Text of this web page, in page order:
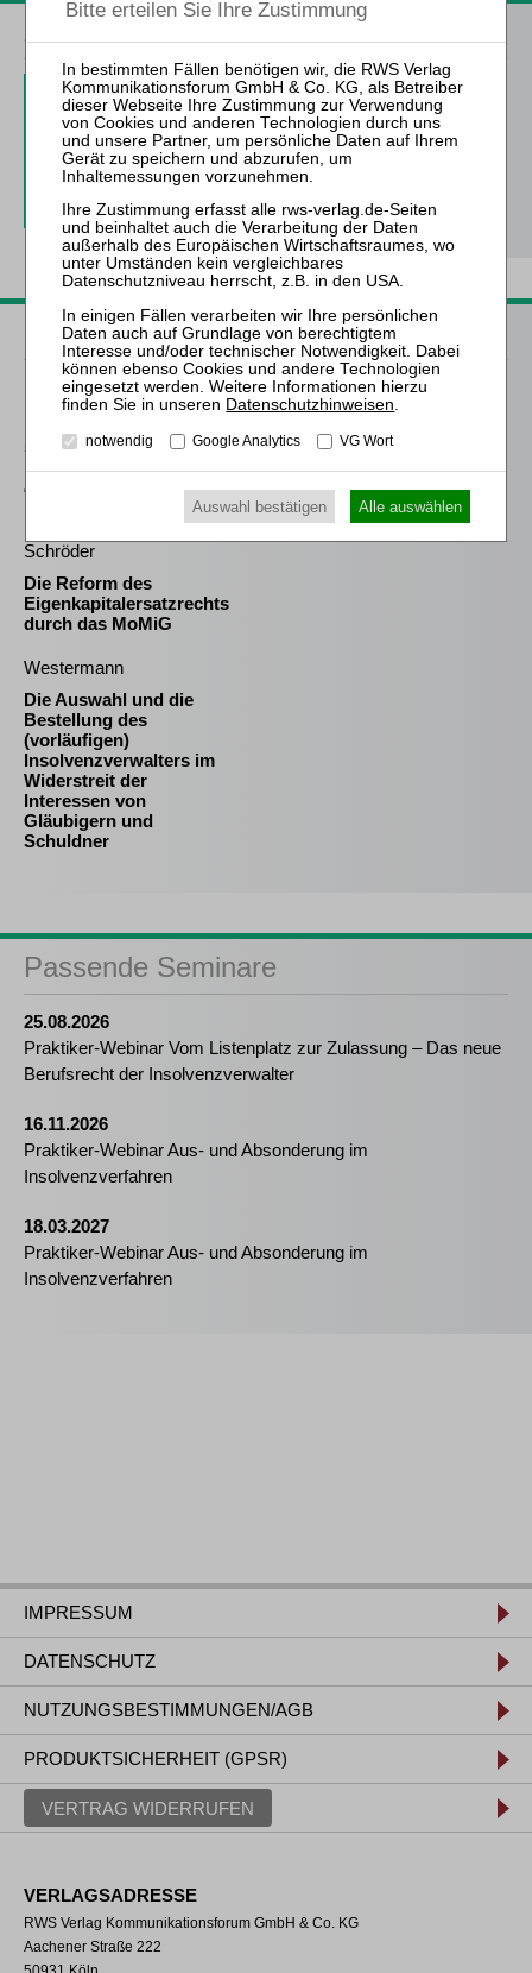
ZfIR – Zeitschrift für Immobilienrecht
3 Ausgaben als kostenfreies Probe-Abo
inkl. 14 Tage kostenfreie ZfIR-
online-Nutzung
Probe-Abo bestellen
Passende Bücher
Meyer
selbständigen Tätigkeit
nach § 35 Abs. 2 InsO aus
arbeitsrechtlicher
Schröder
Die Reform des
Eigenkapitalersatzrechts
durch das MoMiG
Westermann
Die Auswahl und die
Bestellung des
(vorläufigen)
Insolvenzverwalters im
Widerstreit der
Interessen von
Gläubigern und
Schuldner
Passende Seminare
25.08.2026
Praktiker-Webinar Vom Listenplatz zur Zulassung – Das neue
Berufsrecht der Insolvenzverwalter
16.11.2026
Praktiker-Webinar Aus- und Absonderung im
Insolvenzverfahren
18.03.2027
Praktiker-Webinar Aus- und Absonderung im
Insolvenzverfahren
IMPRESSUM
DATENSCHUTZ
NUTZUNGSBESTIMMUNGEN/AGB
PRODUKTSICHERHEIT (GPSR)
VERTRAG WIDERRUFEN
VERLAGSADRESSE
RWS Verlag Kommunikationsforum GmbH & Co. KG
Aachener Straße 222
Datenschutzhinweisen
notwendig Google Analytics VG Wort
Auswahl bestätigen Alle auswählen